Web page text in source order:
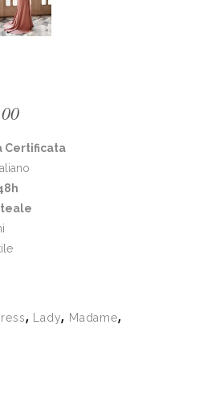
Current
is:
€220.00.
Certificata
, Lady, Madame,